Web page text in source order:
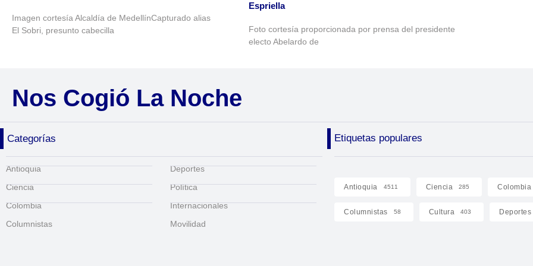
Imagen cortesía Alcaldía de MedellínCapturado alias
El Sobri, presunto cabecilla
Espriella
Foto cortesía proporcionada por prensa del presidente
electo Abelardo de
Nos Cogió La Noche
Categorías Etiquetas populares
Antioquia
Ciencia
Colombia
Columnistas
Deportes
Política
Internacionales
Movilidad
Antioquia 4511 Ciencia 285 Colombia
Columnistas 58 Cultura 403 Deportes